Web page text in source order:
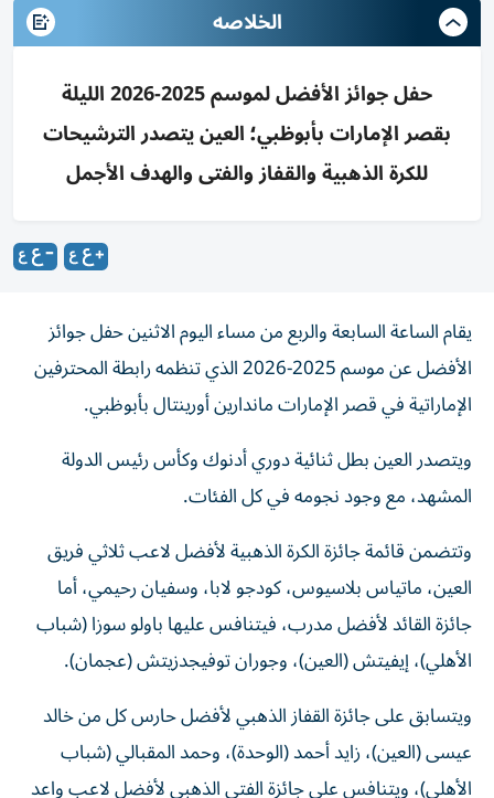
الخلاصه
حفل جوائز الأفضل لموسم 2025-2026 الليلة
بقصر الإمارات بأبوظبي؛ العين يتصدر الترشيحات
للكرة الذهبية والقفاز والفتى والهدف الأجمل
يقام الساعة السابعة والربع من مساء اليوم الاثنين حفل جوائز
الأفضل عن موسم 2025-2026 الذي تنظمه رابطة المحترفين
الإماراتية في قصر الإمارات ماندارين أورينتال بأبوظبي.
ويتصدر العين بطل ثنائية دوري أدنوك وكأس رئيس الدولة
المشهد، مع وجود نجومه في كل الفئات.
وتتضمن قائمة جائزة الكرة الذهبية لأفضل لاعب ثلاثي فريق
العين، ماتياس بلاسيوس، كودجو لابا، وسفيان رحيمي، أما
جائزة القائد لأفضل مدرب، فيتنافس عليها باولو سوزا (شباب
الأهلي)، إيفيتش (العين)، وجوران توفيجدزيتش (عجمان).
ويتسابق على جائزة القفاز الذهبي لأفضل حارس كل من خالد
عيسى (العين)، زايد أحمد (الوحدة)، وحمد المقبالي (شباب
الأهلي)، ويتنافس على جائزة الفتى الذهبي لأفضل لاعب واعد